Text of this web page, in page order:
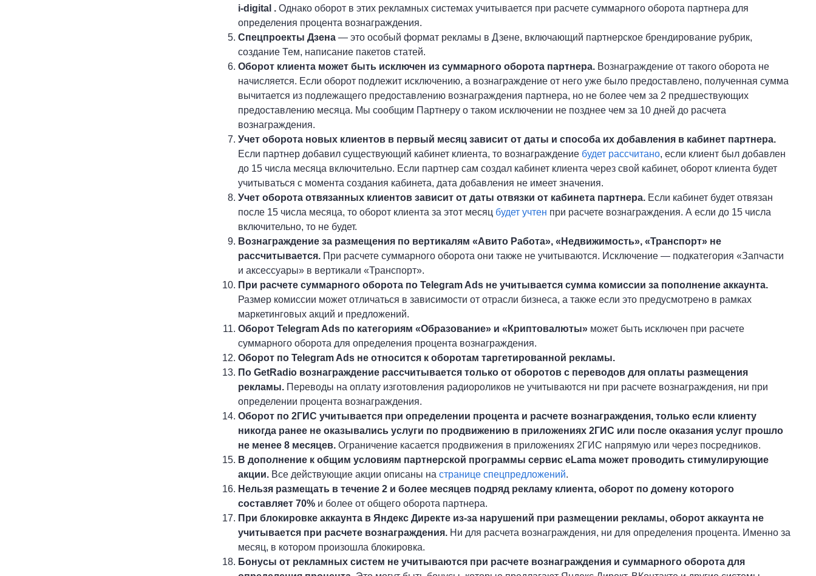
i-digital . Однако оборот в этих рекламных системах учитывается при расчете суммарного оборота партнера для
определения процента вознаграждения.
Спецпроекты Дзена— это особый формат рекламы в Дзене, включающий партнерское брендирование рубрик,
создание Тем, написание пакетов статей.
Оборот клиента может быть исключен из суммарного оборота партнера.Вознаграждение от такого оборота не
начисляется. Если оборот подлежит исключению, а вознаграждение от него уже было предоставлено, полученная сумма
вычитается из подлежащего предоставлению вознаграждения партнера, но не более чем за 2 предшествующих
предоставлению месяца. Мы сообщим Партнеру о таком исключении не позднее чем за 10 дней до расчета
вознаграждения.
Учет оборота новых клиентов в первый месяц зависит от даты и способа их добавления в кабинет партнера.
Если партнер добавил существующий кабинет клиента, то вознаграждение будет рассчитано, если клиент был добавлен
до 15 числа месяца включительно. Если партнер сам создал кабинет клиента через свой кабинет, оборот клиента будет
учитываться с момента создания кабинета, дата добавления не имеет значения.
Учет оборота отвязанных клиентов зависит от даты отвязки от кабинета партнера. Если кабинет будет отвязан
после 15 числа месяца, то оборот клиента за этот месяц будет учтен при расчете вознаграждения. А если до 15 числа
включительно, то не будет.
Вознаграждение за размещения по вертикалям «Авито Работа», «Недвижимость», «Транспорт» не
рассчитывается.При расчете суммарного оборота они также не учитываются. Исключение — подкатегория «Запчасти
и аксессуары» в вертикали «Транспорт».
При расчете суммарного оборота по Telegram Ads не учитывается сумма комиссии за пополнение аккаунта.
Размер комиссии может отличаться в зависимости от отрасли бизнеса, а также если это предусмотрено в рамках
маркетинговых акций и предложений.
Оборот Telegram Ads по категориям «Образование» и «Криптовалюты»может быть исключен при расчете
суммарного оборота для определения процента вознаграждения.
Оборот по Telegram Ads не относится к оборотам таргетированной рекламы.
По GetRadio вознаграждение рассчитывается только от оборотов с переводов для оплаты размещения
рекламы.Переводы на оплату изготовления радиороликов не учитываются ни при расчете вознаграждения, ни при
определении процента вознаграждения.
Оборот по 2ГИС учитывается при определении процента и расчете вознаграждения, только если клиенту
никогда ранее не оказывались услуги по продвижению в приложениях 2ГИС или после оказания услуг прошло
не менее 8 месяцев. Ограничение касается продвижения в приложениях 2ГИС напрямую или через посредников.
В дополнение к общим условиям партнерской программы сервис eLama может проводить стимулирующие
акции.Все действующие акции описаны на странице спецпредложений.
Нельзя размещать в течение 2 и более месяцев подряд рекламу клиента, оборот по домену которого
составляет 70%и более от общего оборота партнера.
При блокировке аккаунта в Яндекс Директе из-за нарушений при размещении рекламы, оборот аккаунта не
учитывается при расчете вознаграждения.Ни для расчета вознаграждения, ни для определения процента. Именно за
месяц, в котором произошла блокировка.
Бонусы от рекламных систем не учитываются при расчете вознаграждения и суммарного оборота для